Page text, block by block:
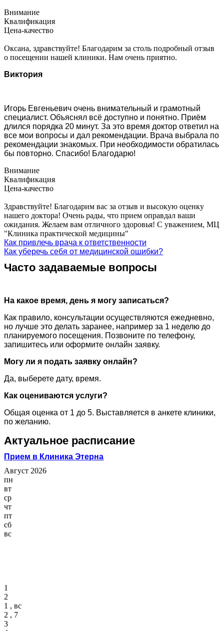
Внимание
Квалификация
Цена-качество
Оксана, здравствуйте! Благодарим за столь подробный отзыв
о посещении нашей клиники. Нам очень приятно.
Виктория
Игорь Евгеньевич очень внимательный и грамотный
специалист. Объяснял всё доступно и понятно. Приём
длился порядка 20 минут. За это время доктор ответил на
все мои вопросы и дал рекомендации. Врача выбрала по
рекомендации знакомых. При необходимости обратилась
бы повторно. Спасибо! Благодарю!
Внимание
Квалификация
Цена-качество
Здравствуйте! Благодарим вас за отзыв и высокую оценку
нашего доктора! Очень рады, что прием оправдал ваши
ожидания. Желаем вам отличного здоровья! С уважением, МЦ
"Клиника практической медицины"
Как привлечь врача к ответственности
Как уберечь себя от медицинской ошибки?
Часто задаваемые вопросы
На какое время, день я могу записаться?
Как правило, консультации осуществляются ежедневно,
но лучше это делать заранее, например за 1 неделю до
планируемого посещения. Позвоните по телефону,
запишитесь или оформите онлайн заявку.
Могу ли я подать заявку онлайн?
Да, выберете дату, время.
Как оцениваются услуги?
Общая оценка от 1 до 5. Выставляется в анкете клиники,
по желанию.
Актуальное расписание
Прием в Клиника Этерна
Август 2026
пн
вт
ср
чт
пт
сб
вс
1
2
1 , вс
2 , 7
3